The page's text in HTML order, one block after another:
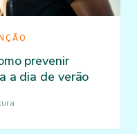
prevenir
a dia de verão